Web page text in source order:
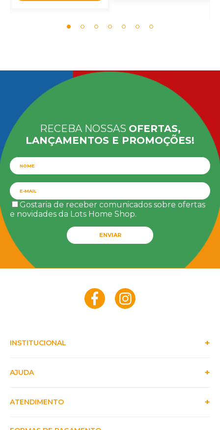
RECEBA NOSSAS OFERTAS,
LANÇAMENTOS E PROMOÇÕES!
Gostaria de receber comunicados sobre ofertas
e novidades da Lots Home Shop.
ENVIAR
INSTITUCIONAL
AJUDA
ATENDIMENTO